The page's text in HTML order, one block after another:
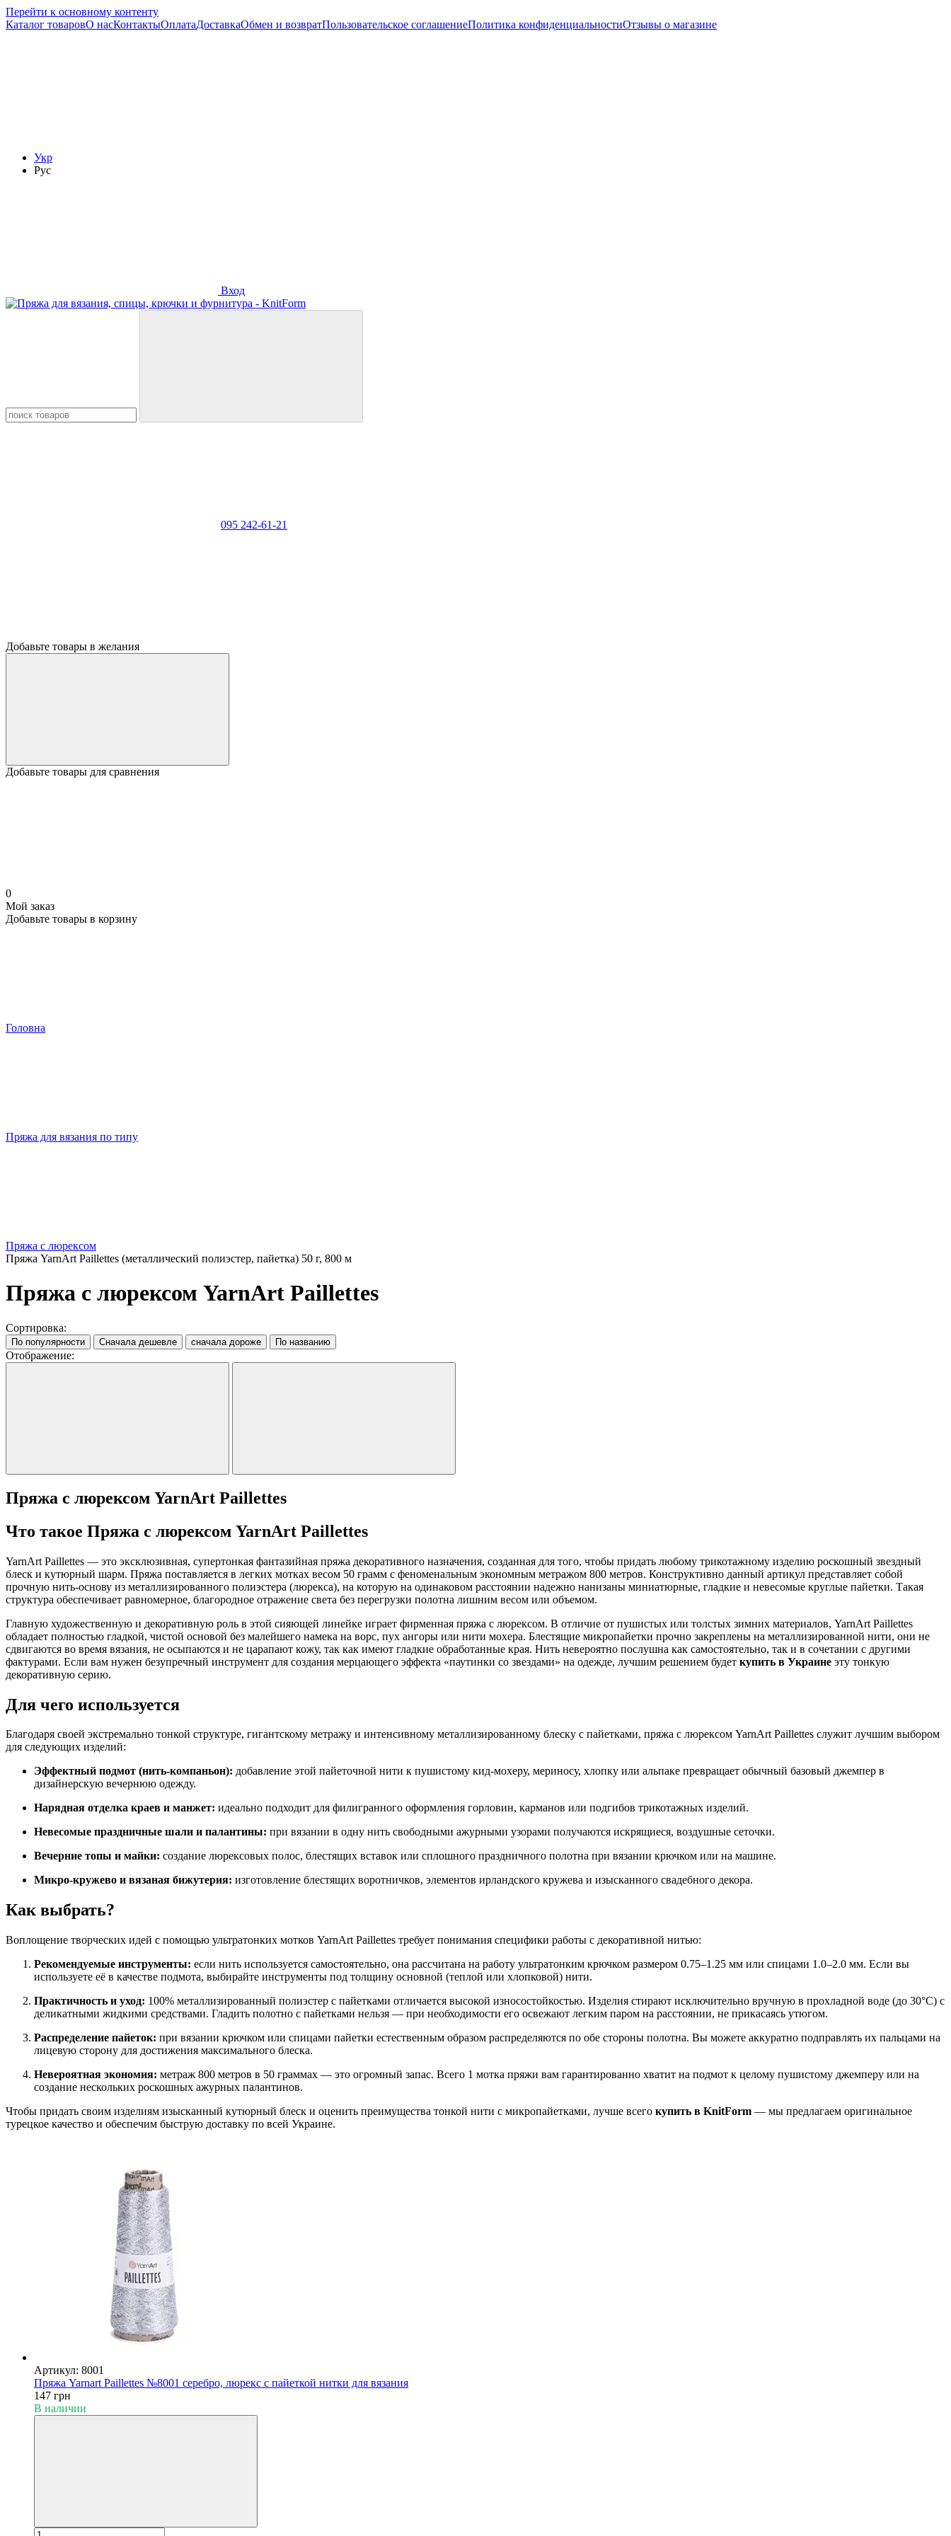
Перейти к основному контенту
Каталог товаровО насКонтактыОплатаДоставкаОбмен и возвратПользовательское соглашениеПолитика конфиденциальностиОтзывы о магазине
Укр
Рус
Вход
095 242-61-21
Добавьте товары в желания
Добавьте товары для сравнения
0
Мой заказ
Добавьте товары в корзину
Головна
Пряжа для вязания по типу
Пряжа с люрексом
Пряжа YarnArt Paillettes (металлический полиэстер, пайетка) 50 г, 800 м
Пряжа с люрексом YarnArt Paillettes
Сортировка:
По популярности Сначала дешевле сначала дороже По названию
Отображение:
Пряжа с люрексом YarnArt Paillettes
Что такое Пряжа с люрексом YarnArt Paillettes
YarnArt Paillettes — это эксклюзивная, супертонкая фантазийная пряжа декоративного назначения, созданная для того, чтобы придать любому трикотажному изделию роскошный звездный
блеск и кутюрный шарм. Пряжа поставляется в легких мотках весом 50 грамм с феноменальным экономным метражом 800 метров. Конструктивно данный артикул представляет собой
прочную нить-основу из металлизированного полиэстера (люрекса), на которую на одинаковом расстоянии надежно нанизаны миниатюрные, гладкие и невесомые круглые пайетки. Такая
структура обеспечивает равномерное, благородное отражение света без перегрузки полотна лишним весом или объемом.
Главную художественную и декоративную роль в этой сияющей линейке играет фирменная пряжа с люрексом. В отличие от пушистых или толстых зимних материалов, YarnArt Paillettes
обладает полностью гладкой, чистой основой без малейшего намека на ворс, пух ангоры или нити мохера. Блестящие микропайетки прочно закреплены на металлизированной нити, они не
сдвигаются во время вязания, не осыпаются и не царапают кожу, так как имеют гладкие обработанные края. Нить невероятно послушна как самостоятельно, так и в сочетании с другими
фактурами. Если вам нужен безупречный инструмент для создания мерцающего эффекта «паутинки со звездами» на одежде, лучшим решением будет купить в Украине эту тонкую
декоративную серию.
Для чего используется
Благодаря своей экстремально тонкой структуре, гигантскому метражу и интенсивному металлизированному блеску с пайетками, пряжа с люрексом YarnArt Paillettes служит лучшим выбором
для следующих изделий:
Эффектный подмот (нить-компаньон): добавление этой пайеточной нити к пушистому кид-мохеру, мериносу, хлопку или альпаке превращает обычный базовый джемпер в
дизайнерскую вечернюю одежду.
Нарядная отделка краев и манжет: идеально подходит для филигранного оформления горловин, карманов или подгибов трикотажных изделий.
Невесомые праздничные шали и палантины: при вязании в одну нить свободными ажурными узорами получаются искрящиеся, воздушные сеточки.
Вечерние топы и майки: создание люрексовых полос, блестящих вставок или сплошного праздничного полотна при вязании крючком или на машине.
Микро-кружево и вязаная бижутерия: изготовление блестящих воротничков, элементов ирландского кружева и изысканного свадебного декора.
Как выбрать?
Воплощение творческих идей с помощью ультратонких мотков YarnArt Paillettes требует понимания специфики работы с декоративной нитью:
Рекомендуемые инструменты: если нить используется самостоятельно, она рассчитана на работу ультратонким крючком размером 0.75–1.25 мм или спицами 1.0–2.0 мм. Если вы
используете её в качестве подмота, выбирайте инструменты под толщину основной (теплой или хлопковой) нити.
Практичность и уход: 100% металлизированный полиэстер с пайетками отличается высокой износостойкостью. Изделия стирают исключительно вручную в прохладной воде (до 30°C) с
деликатными жидкими средствами. Гладить полотно с пайетками нельзя — при необходимости его освежают легким паром на расстоянии, не прикасаясь утюгом.
Распределение пайеток: при вязании крючком или спицами пайетки естественным образом распределяются по обе стороны полотна. Вы можете аккуратно подправлять их пальцами на
лицевую сторону для достижения максимального блеска.
Невероятная экономия: метраж 800 метров в 50 граммах — это огромный запас. Всего 1 мотка пряжи вам гарантированно хватит на подмот к целому пушистому джемперу или на
создание нескольких роскошных ажурных палантинов.
Чтобы придать своим изделиям изысканный кутюрный блеск и оценить преимущества тонкой нити с микропайетками, лучше всего купить в KnitForm — мы предлагаем оригинальное
турецкое качество и обеспечим быструю доставку по всей Украине.
Артикул: 8001
Пряжа Yarnart Paillettes №8001 серебро, люрекс с пайеткой нитки для вязания
147 грн
В наличии